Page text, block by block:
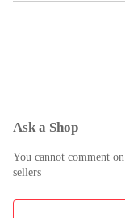
Ask a Shop
You cannot comment
sellers